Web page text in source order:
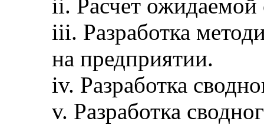
ii. Расчет
iii. Разработка
на предприятии.
iv. Разработка
v. Разработка